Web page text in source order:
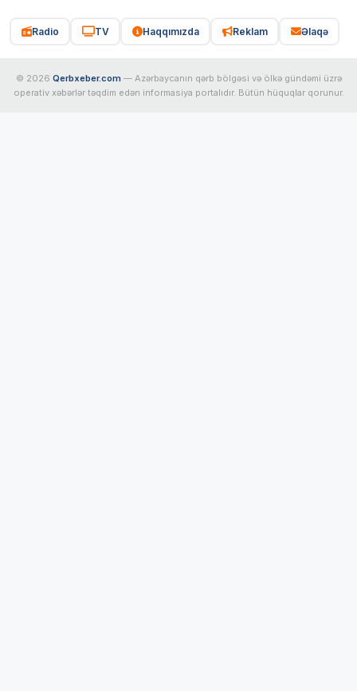
Radio TV Haqqımızda Reklam Əlaqə
© 2026 Qerbxeber.com — Azərbaycanın qərb bölgəsi və ölkə gündəmi üzrə
operativ xəbərlər təqdim edən informasiya portalıdır. Bütün hüquqlar qorunur.